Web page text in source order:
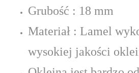
Grubość : 18 mm
Materiał : Lamel
wysokiej jakości